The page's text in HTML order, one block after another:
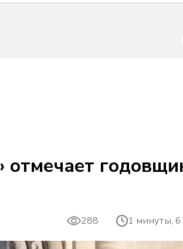
отмечает
288 1 минуты, 6